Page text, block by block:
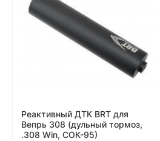
Реактивный ДТК BRT для
Вепрь 308 (дульный тормоз,
.308 Win, СОК-95)